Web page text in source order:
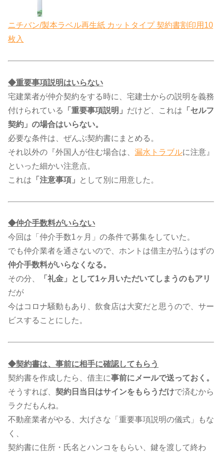
ニチバン/製本ラベル再生紙 カットタイプ 契約書割印用10
枚入
◆重要事項説明はいらない
宅建業者が仲介契約をする時に、宅建士からの説明を義務
付けられている
「重要事項説明」 だけど、これは 「セルフ
契約」の場合はいらない。
必要な条件は、ぜんぶ契約書にまとめる。
それ以外の『外国人が住む場合は、​ 漏水トラブル​に注意』
といった細かい注意点。
これは 「注意事項」 として別に用意した。
◆仲介手数料がいらない
今回は「仲介手数1ヶ月」の条件で募集をしていた。
でも仲介業者を通さないので、ホントは借主が払うはずの
仲介手数料がいらなくなる。
その分、
「礼金」として1ヶ月いただいてしまうのもアリ
だが
今はコロナ騒動もあり、飲食店は大変だと思うので、サー
ビスすることにした。
◆契約書は、事前に相手に確認してもらう
契約書を作成したら、借主に事前にメールで送っておく。
そうすれば、 契約日当日はサインをもらうだけで済むから
ラクだもんね。
不動産業者がやる、大げさな「重要事項説明の儀式」もな
く、
契約書に住所・氏名とハンコをもらい、鍵を渡して終わ